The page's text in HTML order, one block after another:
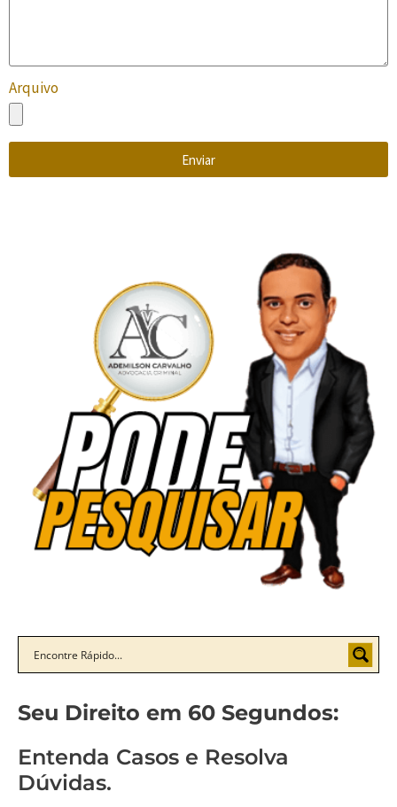
Arquivo
Enviar
Seu Direito em 60 Segundos:
Entenda Casos e Resolva
Dúvidas.
Como não ser a
Como entender a